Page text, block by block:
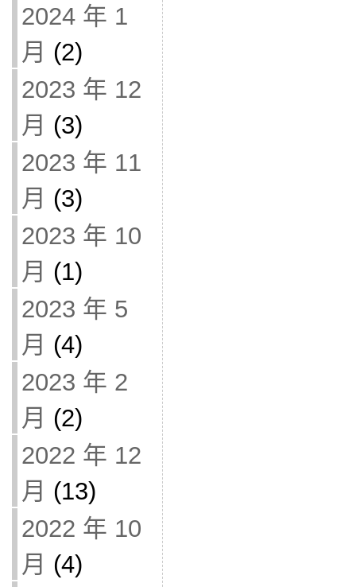
2024 年 1
月 (2)
2023 年 12
月 (3)
2023 年 11
月 (3)
2023 年 10
月 (1)
2023 年 5
月 (4)
2023 年 2
月 (2)
2022 年 12
月 (13)
2022 年 10
月 (4)